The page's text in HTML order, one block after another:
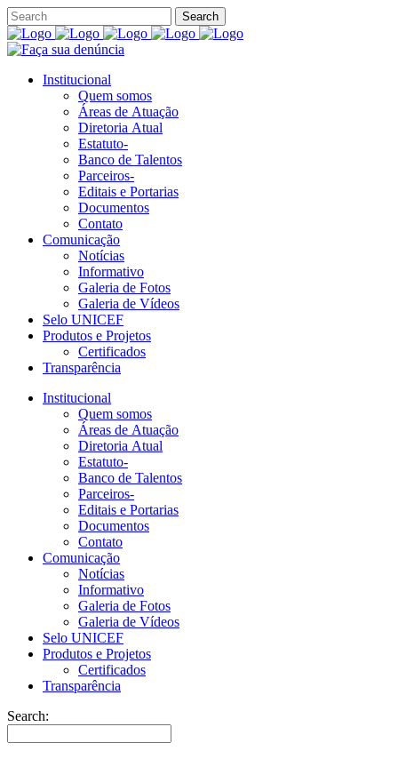
Institucional
Quem somos
Áreas de Atuação
Diretoria Atual
Estatuto-
Banco de Talentos
Parceiros-
Editais e Portarias
Documentos
Contato
Comunicação
Notícias
Informativo
Galeria de Fotos
Galeria de Vídeos
Selo UNICEF
Produtos e Projetos
Certificados
Transparência
Institucional
Quem somos
Áreas de Atuação
Diretoria Atual
Estatuto-
Banco de Talentos
Parceiros-
Editais e Portarias
Documentos
Contato
Comunicação
Notícias
Informativo
Galeria de Fotos
Galeria de Vídeos
Selo UNICEF
Produtos e Projetos
Certificados
Transparência
Search: